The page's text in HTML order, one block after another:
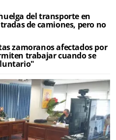
del transporte en
de camiones, pero no
zamoranos afectados por
trabajar cuando se